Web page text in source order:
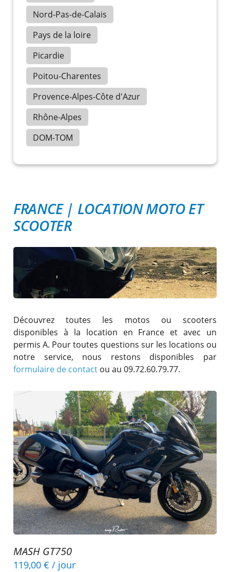
Nord-Pas-de-Calais
Pays de la loire
Picardie
Poitou-Charentes
Provence-Alpes-Côte d'Azur
Rhône-Alpes
DOM-TOM
FRANCE | LOCATION MOTO ET
SCOOTER
Découvrez toutes les motos ou scooters
disponibles à la location en France et avec un
permis A. Pour toutes questions sur les locations ou
notre service, nous restons disponibles par
formulaire de contact ou au 09.72.60.79.77.
MASH GT750
119,00 € / jour